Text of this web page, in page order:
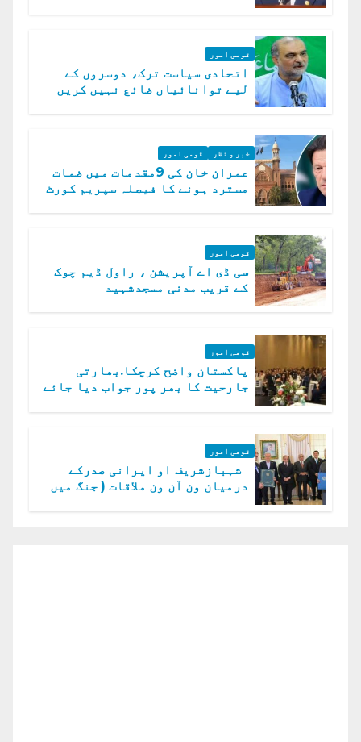
قومی امور
اتحادی سیاست ترک، دوسروں کے
لیے توانائیاں ضائع نہیں کریں
خبر و نظر قومی امور
عمران خان کی 9مقدمات میں ضمات
مسترد ہونے کا فیصلہ سپریم کورٹ
قومی امور
سی ڈی اے آپریشن ، راول ڈیم چوک
کے قریب مدنی مسجدشہید
قومی امور
پاکستان واضح کرچکا.بھارتی
جارحیت کا بھر پور جواب دیا جائے
قومی امور
شہبازشریف او ایرانی صدرکے
درمیان ون آن ون ملاقات ( جنگ میں